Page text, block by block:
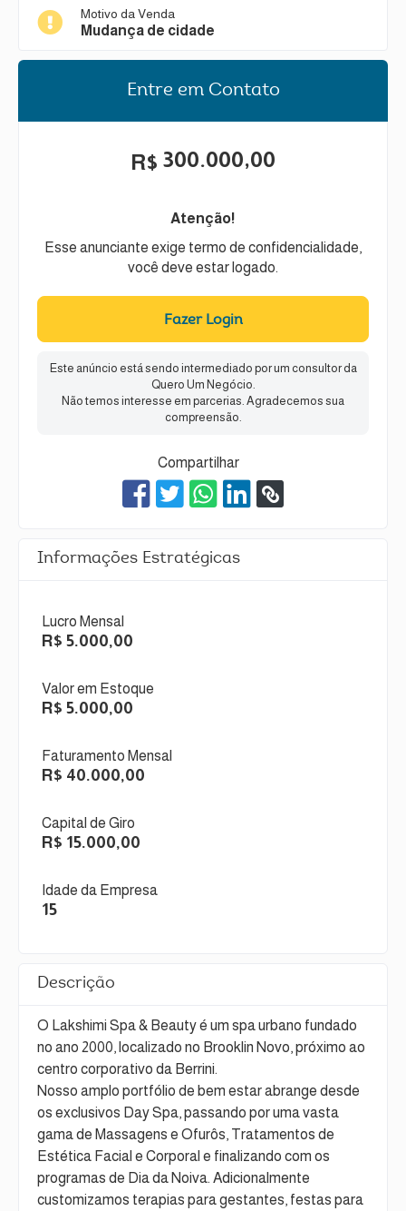
Motivo da Venda
Mudança de cidade
Entre em Contato
R$ 300.000,00
Atenção!
Esse anunciante exige termo de confidencialidade,
você deve estar logado.
Fazer Login
Este anúncio está sendo intermediado por um consultor da
Quero Um Negócio.
Não temos interesse em parcerias. Agradecemos sua
compreensão.
Compartilhar
Informações Estratégicas
Lucro Mensal
R$ 5.000,00
Valor em Estoque
R$ 5.000,00
Faturamento Mensal
R$ 40.000,00
Capital de Giro
R$ 15.000,00
Idade da Empresa
15
Descrição
O Lakshimi Spa & Beauty é um spa urbano fundado
no ano 2000, localizado no Brooklin Novo, próximo ao
centro corporativo da Berrini.
Nosso amplo portfólio de bem estar abrange desde
os exclusivos Day Spa, passando por uma vasta
gama de Massagens e Ofurôs, Tratamentos de
Estética Facial e Corporal e finalizando com os
programas de Dia da Noiva. Adicionalmente
customizamos terapias para gestantes, festas para